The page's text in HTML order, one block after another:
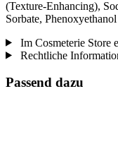
(Texture-Enhancing),
Sorbate, Phenoxyethanol
Im Cosmeterie Store
Rechtliche
Passend dazu